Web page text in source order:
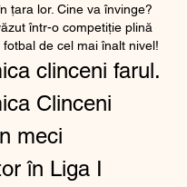
țara lor. Cine va învinge?
într-o competiție plină
de cel mai înalt nivel!
clinceni farul.
Clinceni
meci
în Liga I